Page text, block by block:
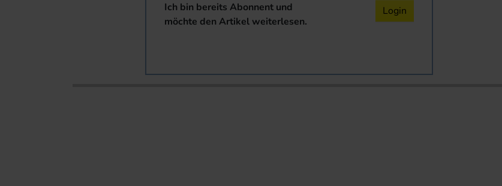
Ich bin bereits Abonnent und
möchte den Artikel weiterlesen.
Login